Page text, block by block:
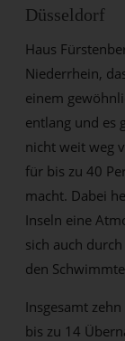
Düsseldorf
Haus
Niederrhein,
einem
entlang und es
nicht weit weg
für bis zu 40
macht. Dabei
Inseln eine
sich auch
den
Insgesamt
bis zu 14